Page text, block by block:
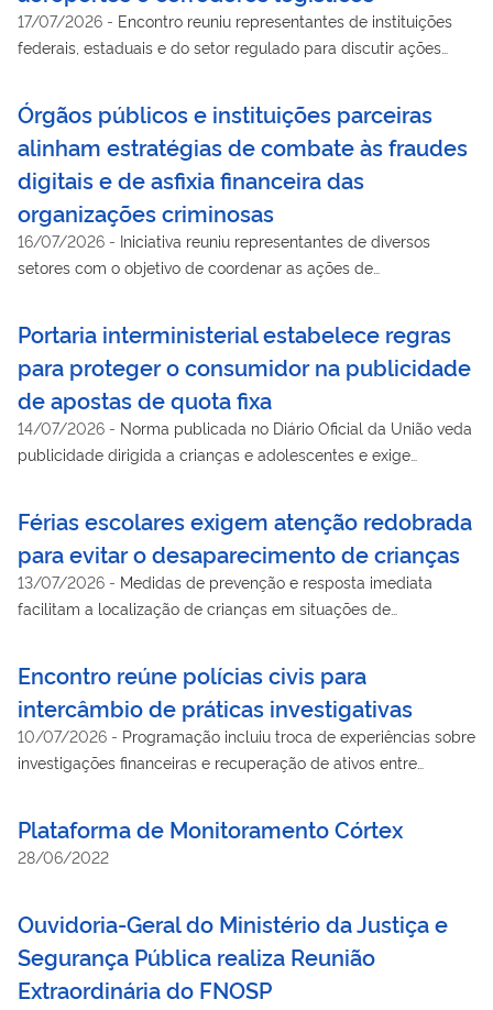
17/07/2026 - Encontro reuniu representantes de instituições
federais, estaduais e do setor regulado para discutir ações
Órgãos públicos e instituições parceiras
alinham estratégias de combate às fraudes
digitais e de asfixia financeira das
organizações criminosas
16/07/2026 - Iniciativa reuniu representantes de diversos
setores com o objetivo de coordenar as ações de
Portaria interministerial estabelece regras
para proteger o consumidor na publicidade
de apostas de quota fixa
14/07/2026 - Norma publicada no Diário Oficial da União veda
publicidade dirigida a crianças e adolescentes e exige
Férias escolares exigem atenção redobrada
para evitar o desaparecimento de crianças
13/07/2026 - Medidas de prevenção e resposta imediata
facilitam a localização de crianças em situações de
Encontro reúne polícias civis para
intercâmbio de práticas investigativas
10/07/2026 - Programação incluiu troca de experiências sobre
investigações financeiras e recuperação de ativos entre
Plataforma de Monitoramento Córtex
28/06/2022
Ouvidoria-Geral do Ministério da Justiça e
Segurança Pública realiza Reunião
Extraordinária do FNOSP